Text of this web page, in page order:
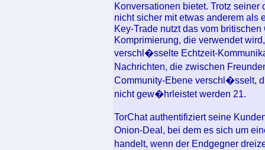
Konversationen bietet. Trotz
nicht sicher mit etwas anderem als
Key-Trade nutzt das vom
Komprimierung, die verwendet
verschl�sselte Echtzeit-
Nachrichten, die zwischen
Community-Ebene verschl�sselt,
nicht gew�hrleistet werden 21.
TorChat authentifiziert seine
Onion-Deal, bei dem es sich um
handelt, wenn der Endgegner